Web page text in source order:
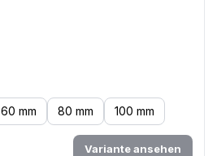
60 mm 80 mm 100 mm
Variante ansehen